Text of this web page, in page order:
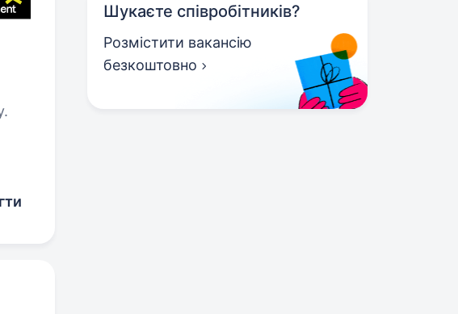
Шукаєте співробітників?
Розмістити вакансію
безкоштовно